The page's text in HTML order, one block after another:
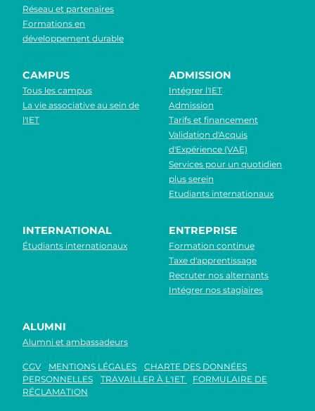
Réseau et partenaires
Formations en
développement durable
CAMPUS
Tous les campus
La vie associative au sein de
l'IET
ADMISSION
Intégrer l'IET
Admission
Tarifs et financement
Validation d'Acquis
d'Expérience (VAE)
Services pour un quotidien
plus serein
Etudiants internationaux
INTERNATIONAL
Étudiants internationaux
ENTREPRISE
Formation continue
Taxe d'apprentissage
Recruter nos alternants
Intégrer nos stagiaires
ALUMNI
Alumni et ambassadeurs
CGV MENTIONS LÉGALES
CHARTE DES DONNÉES
PERSONNELLES
TRAVAILLER À L'IET
FORMULAIRE DE
RÉCLAMATION